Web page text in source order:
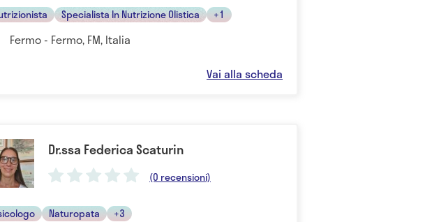
Specialista In Nutrizione Olistica +1
Fermo - Fermo, FM, Italia
Vai alla scheda
Dr.ssa Federica Scaturin
(0 recensioni)
Naturopata +3